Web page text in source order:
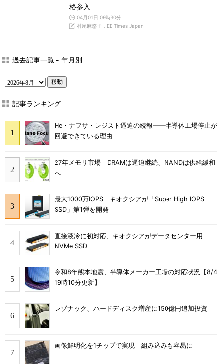
格参入
04月01日 09時30分
村尾麻悠子，EE Times Japan
過去記事一覧 - 年月別
移動
記事ランキング
He・ナフサ・レジスト逼迫の続報――半導体工場停止が
回避できている理由
27年メモリ市場 DRAMは逼迫継続、NANDは供給緩和
へ
最大1000万IOPS キオクシアが「Super High IOPS
SSD」第1弾を開発
直接液冷に初対応、キオクシアがデータセンター用
NVMe SSD
令和8年熊本地震、半導体メーカー工場の対応状況【8/4
19時10分更新】
レゾナック、ハードディスク増産に150億円追加投資
画像鮮明化を1チップで実現 組み込みも容易に